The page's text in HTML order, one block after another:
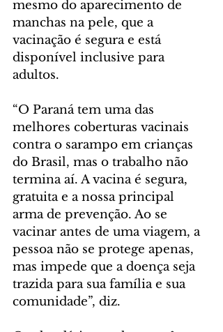
mesmo do aparecimento de
manchas na pele, que a
vacinação é segura e está
disponível inclusive para
adultos.
“O Paraná tem uma das
melhores coberturas vacinais
contra o sarampo em crianças
do Brasil, mas o trabalho não
termina aí. A vacina é segura,
gratuita e a nossa principal
arma de prevenção. Ao se
vacinar antes de uma viagem, a
pessoa não se protege apenas,
mas impede que a doença seja
trazida para sua família e sua
comunidade”, diz.